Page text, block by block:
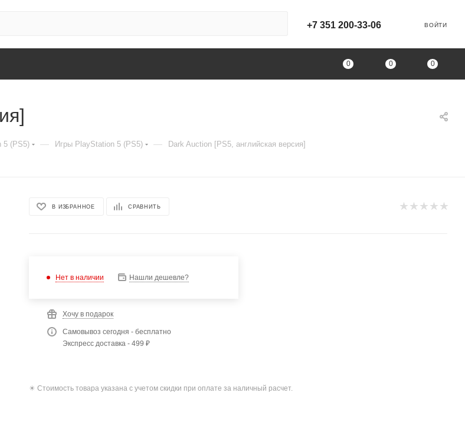
+7 351 200-33-06 ВОЙТИ
0 0 0
5 (PS5) — Игры PlayStation 5 (PS5) — Dark Auction [PS5, английская версия]
В ИЗБРАННОЕ СРАВНИТЬ
Нет в наличии Нашли дешевле?
Хочу в подарок
Самовывоз сегодня - бесплатно
Экспресс доставка - 499 ₽
✴️ Стоимость товара указана с учетом скидки при оплате за наличный расчет.